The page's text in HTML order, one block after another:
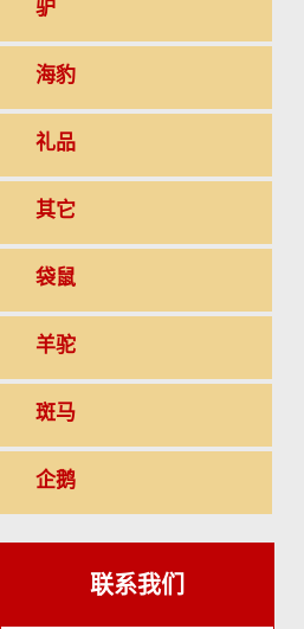
驴
海豹
礼品
其它
袋鼠
羊驼
斑马
企鹅
联系我们